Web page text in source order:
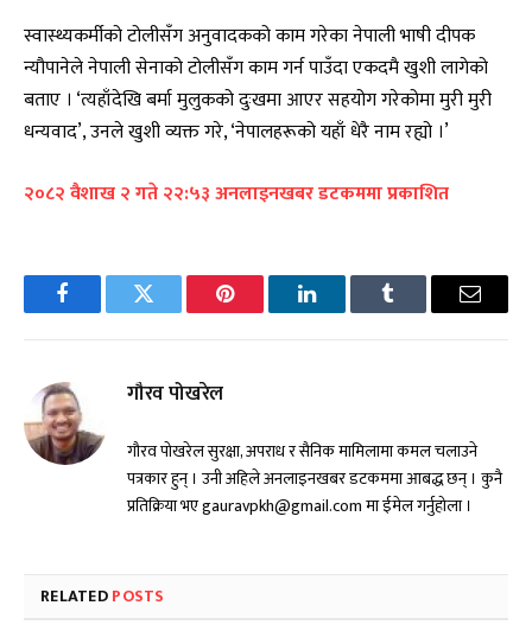
स्वास्थ्यकर्मीको टोलीसँग अनुवादकको काम गरेका नेपाली भाषी दीपक
न्यौपानेले नेपाली सेनाको टोलीसँग काम गर्न पाउँदा एकदमै खुशी लागेको
बताए । ‘त्यहाँदेखि बर्मा मुलुकको दुःखमा आएर सहयोग गरेकोमा मुरी मुरी
धन्यवाद’, उनले खुशी व्यक्त गरे, ‘नेपालहरूको यहाँ धेरै नाम रह्यो ।’
२०८२ वैशाख २ गते २२:५३ अनलाइनखबर डटकममा प्रकाशित
FacebookTwitter Pinterest LinkedInTumblr Email
गौरव पोखरेल
गौरव पोखरेल सुरक्षा, अपराध र सैनिक मामिलामा कमल चलाउने
पत्रकार हुन् । उनी अहिले अनलाइनखबर डटकममा आबद्ध छन् । कुनै
प्रतिक्रिया भए gauravpkh@gmail.com मा ईमेल गर्नुहोला ।
RELATEDPOSTS